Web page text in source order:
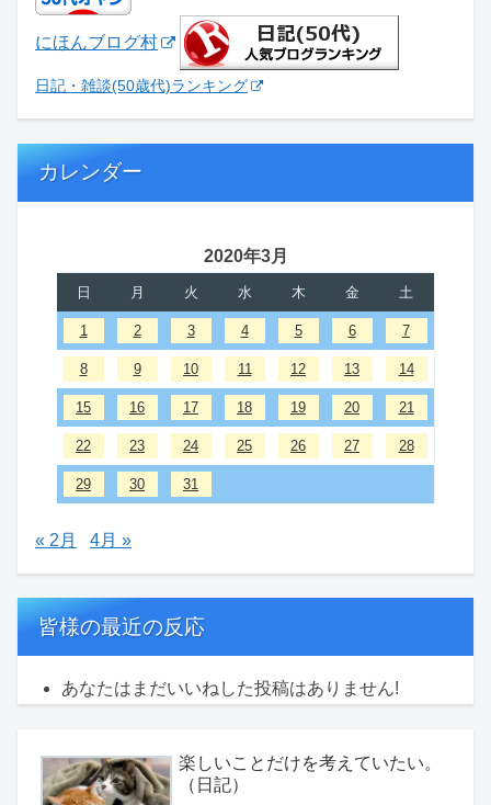
にほんブログ村
日記・雑談(50歳代)ランキング
カレンダー
2020年3月
日 月 火 水 木 金 土
1 2 3 4 5 6 7
8 9 10 11 12 13 14
15 16 17 18 19 20 21
22 23 24 25 26 27 28
29 30 31
« 2月 4月 »
皆様の最近の反応
あなたはまだいいねした投稿はありません!
楽しいことだけを考えていたい。
（日記）